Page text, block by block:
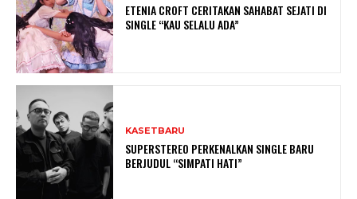
ETENIA CROFT CERITAKAN SAHABAT SEJATI DI
SINGLE “KAU SELALU ADA”
KASETBARU
SUPERSTEREO PERKENALKAN SINGLE BARU
BERJUDUL “SIMPATI HATI”